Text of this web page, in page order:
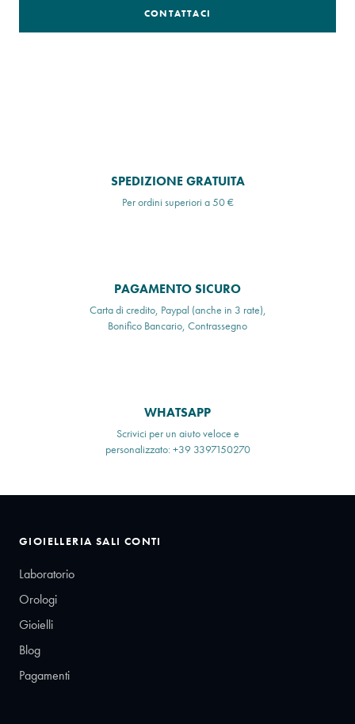
CONTATTACI
SPEDIZIONE GRATUITA
Per ordini superiori a 50 €
PAGAMENTO SICURO
Carta di credito, Paypal (anche in 3 rate),
Bonifico Bancario, Contrassegno
WHATSAPP
Scrivici per un aiuto veloce e
personalizzato: +39 3397150270
GIOIELLERIA SALI CONTI
Laboratorio
Orologi
Gioielli
Blog
Pagamenti